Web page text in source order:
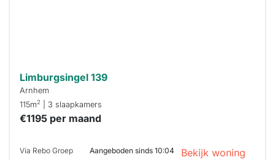
Limburgsingel 139
Arnhem
115m2 | 3 slaapkamers
€1195 per maand
Via Rebo Groep Aangeboden sinds 10:04 Bekijk woning